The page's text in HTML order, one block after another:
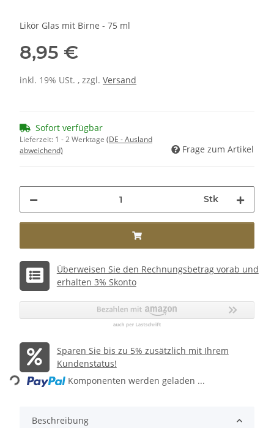
Likör Glas mit Birne - 75 ml
8,95 €
inkl. 19% USt. , zzgl. Versand
Sofort verfügbar
Lieferzeit: 1 - 2 Werktage (DE - Ausland
abweichend)
Frage zum Artikel
Stk
Überweisen Sie den Rechnungsbetrag vorab und
erhalten 3% Skonto
Sparen Sie bis zu 5% zusätzlich mit Ihrem
Kundenstatus!
Komponenten werden geladen ...
Beschreibung